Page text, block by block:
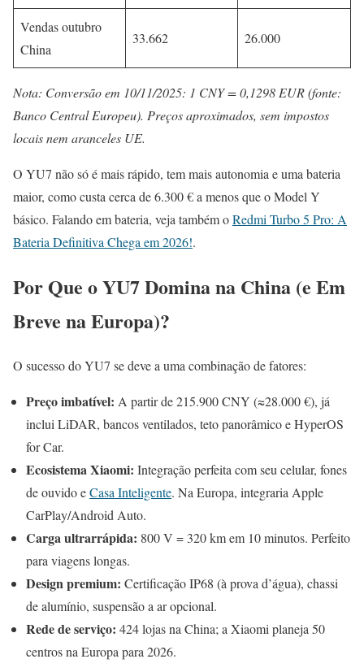
Vendas outubro
China
33.662 26.000
Nota: Conversão em 10/11/2025: 1 CNY = 0,1298 EUR (fonte:
Banco Central Europeu). Preços aproximados, sem impostos
locais nem aranceles UE.
O YU7 não só é mais rápido, tem mais autonomia e uma bateria
maior, como custa cerca de 6.300 € a menos que o Model Y
básico. Falando em bateria, veja também oRedmi Turbo 5 Pro: A
Bateria Definitiva Chega em 2026!.
Por Que o YU7 Domina na China (e Em
Breve na Europa)?
O sucesso do YU7 se deve a uma combinação de fatores:
Preço imbatível: A partir de 215.900 CNY (≈28.000 €), já
inclui LiDAR, bancos ventilados, teto panorâmico e HyperOS
for Car.
Ecosistema Xiaomi: Integração perfeita com seu celular, fones
de ouvido eCasa Inteligente. Na Europa, integraria Apple
CarPlay/Android Auto.
Carga ultrarrápida: 800 V = 320 km em 10 minutos. Perfeito
para viagens longas.
Design premium: Certificação IP68 (à prova d’água), chassi
de alumínio, suspensão a ar opcional.
Rede de serviço: 424 lojas na China; a Xiaomi planeja 50
centros na Europa para 2026.